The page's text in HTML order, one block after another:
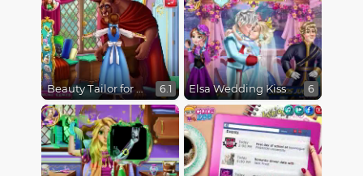
Beauty Tailor for Beast 6.1 Elsa Wedding Kiss 6